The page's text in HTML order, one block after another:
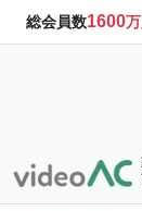
総会員数1600